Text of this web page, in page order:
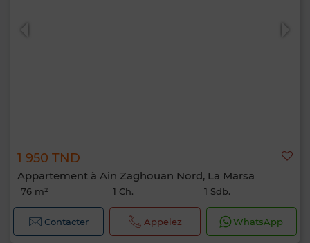
1 950 TND
Appartement à Ain Zaghouan Nord, La Marsa
76 m² 1 Ch. 1 Sdb.
Contacter Appelez WhatsApp